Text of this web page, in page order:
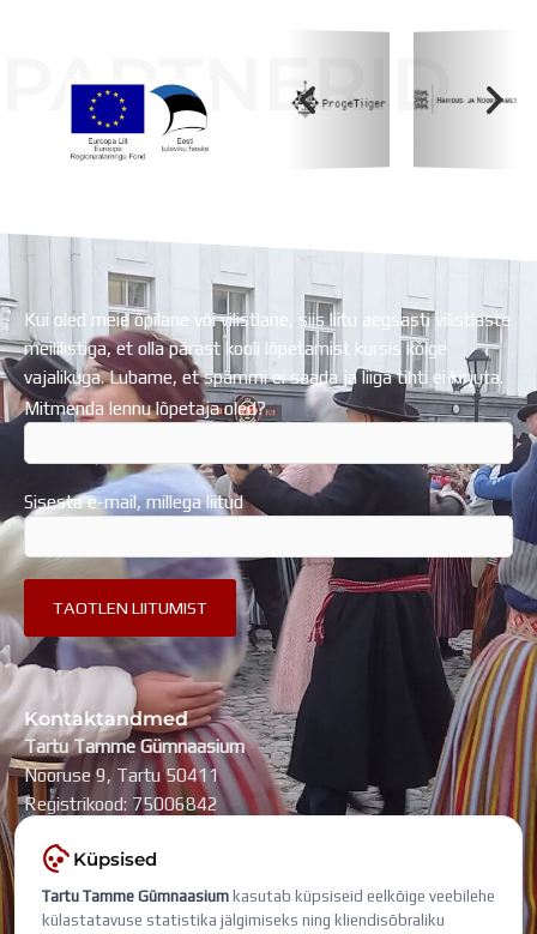
Lapsevanemale
Vilistlastele
Toitlustamine
Kontaktid
Tööpakkumised
PARTNERID
Kui oled meie õpilane või vilistlane, siis liitu aegsasti vilistlaste
meililistiga, et olla pärast kooli lõpetamist kursis kõige
vajalikuga. Lubame, et spämmi ei saada ja liiga tihti ei kirjuta.
Mitmenda lennu lõpetaja oled?
Sisesta e-mail, millega liitud
Kontaktandmed
Tartu Tamme Gümnaasium
Nooruse 9, Tartu 50411
Registrikood: 75006842
KONTAKTID
SearchSearch
Küpsised
Tartu Tamme Gümnaasium kasutab küpsiseid eelkõige veebilehe
külastatavuse statistika jälgimiseks ning kliendisõbraliku